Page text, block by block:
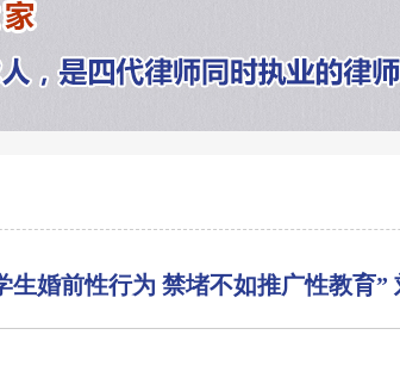
生婚前性行为 禁堵不如推广性教育”